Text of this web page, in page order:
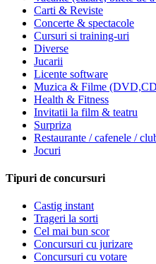
Carti & Reviste
Concerte & spectacole
Cursuri si training-uri
Diverse
Jucarii
Licente software
Muzica & Filme
Health & Fitness
Invitatii la film & teatru
Surpriza
Restaurante / cafenele /
Jocuri
Tipuri de concursuri
Castig instant
Trageri la sorti
Cel mai bun scor
Concursuri cu jurizare
Concursuri cu votare